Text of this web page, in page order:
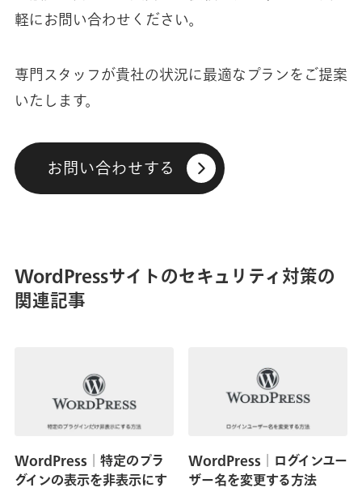
軽にお問い合わせください。
専門スタッフが貴社の状況に最適なプランをご提案
いたします。
お問い合わせする
WordPressサイトのセキュリティ対策の
関連記事
WordPress│特定のプラ
グインの表示を非表示にす
WordPress│ログインユー
ザー名を変更する方法